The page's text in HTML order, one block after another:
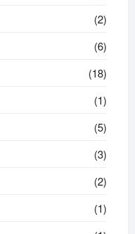
(2)
(6)
(18)
(1)
(5)
(3)
(2)
(1)